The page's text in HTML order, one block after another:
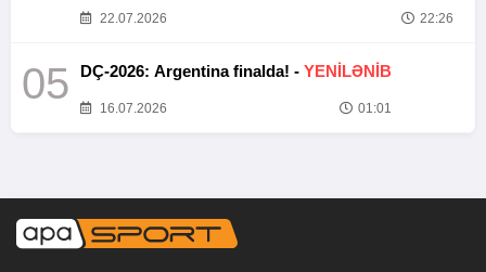
22.07.2026 22:26
05 DÇ-2026: Argentina finalda! - YENİLƏNİB
16.07.2026 01:01